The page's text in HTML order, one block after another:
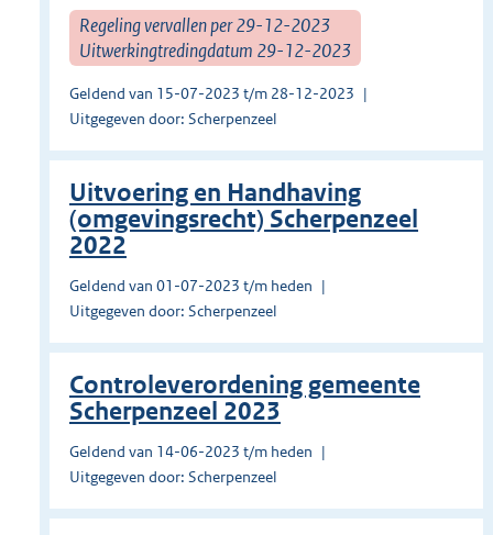
Regeling vervallen per 29-12-2023
Uitwerkingtredingdatum 29-12-2023
Geldend van 15-07-2023 t/m 28-12-2023
Uitgegeven door: Scherpenzeel
Uitvoering en Handhaving
(omgevingsrecht) Scherpenzeel
2022
Geldend van 01-07-2023 t/m heden
Uitgegeven door: Scherpenzeel
Controleverordening gemeente
Scherpenzeel 2023
Geldend van 14-06-2023 t/m heden
Uitgegeven door: Scherpenzeel